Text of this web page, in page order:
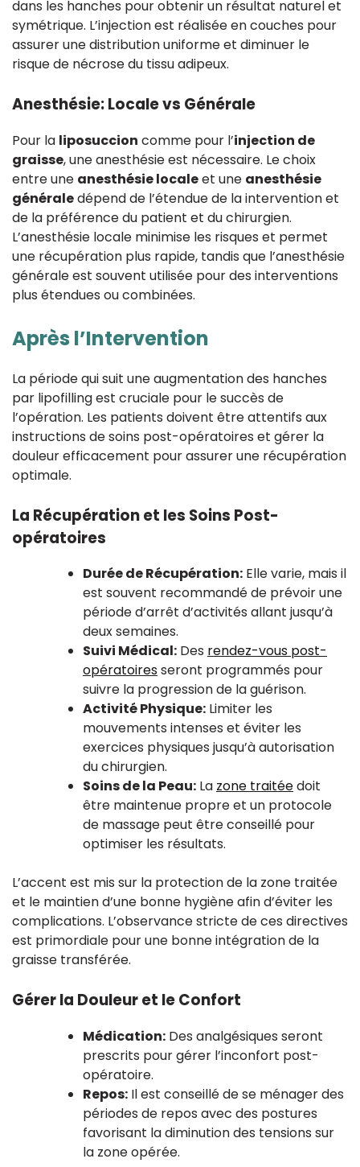
dans les hanches pour obtenir un résultat naturel et
symétrique. L’injection est réalisée en couches pour
assurer une distribution uniforme et diminuer le
risque de nécrose du tissu adipeux.
Anesthésie: Locale vs Générale
Pour la liposuccion comme pour l’injection de
graisse, une anesthésie est nécessaire. Le choix
entre une anesthésie localeet une anesthésie
généraledépend de l’étendue de la intervention et
de la préférence du patient et du chirurgien.
L’anesthésie locale minimise les risques et permet
une récupération plus rapide, tandis que l’anesthésie
générale est souvent utilisée pour des interventions
plus étendues ou combinées.
Après l’Intervention
La période qui suit une augmentation des hanches
par lipofilling est cruciale pour le succès de
l’opération. Les patients doivent être attentifs aux
instructions de soins post-opératoires et gérer la
douleur efficacement pour assurer une récupération
optimale.
La Récupération et les Soins Post-
opératoires
Durée de Récupération: Elle varie, mais il
est souvent recommandé de prévoir une
période d’arrêt d’activités allant jusqu’à
deux semaines.
Suivi Médical: Des rendez-vous post-
opératoiresseront programmés pour
suivre la progression de la guérison.
Activité Physique: Limiter les
mouvements intenses et éviter les
exercices physiques jusqu’à autorisation
du chirurgien.
Soins de la Peau: La zone traitéedoit
être maintenue propre et un protocole
de massage peut être conseillé pour
optimiser les résultats.
L’accent est mis sur la protection de la zone traitée
et le maintien d’une bonne hygiène afin d’éviter les
complications. L’observance stricte de ces directives
est primordiale pour une bonne intégration de la
graisse transférée.
Gérer la Douleur et le Confort
Médication: Des analgésiques seront
prescrits pour gérer l’inconfort post-
opératoire.
Repos: Il est conseillé de se ménager des
périodes de repos avec des postures
favorisant la diminution des tensions sur
la zone opérée.